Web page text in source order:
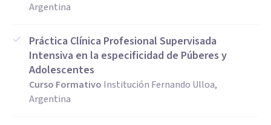
Argentina
Práctica Clínica Profesional Supervisada
Intensiva en la especificidad de Púberes y
Adolescentes
Curso Formativo Institución Fernando Ulloa,
Argentina